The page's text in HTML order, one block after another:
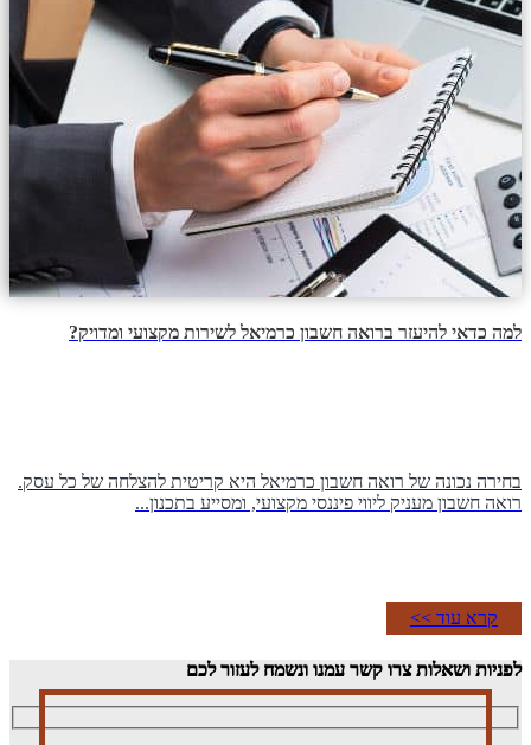
למה כדאי להיעזר ברואה חשבון כרמיאל לשירות מקצועי ומדויק?
בחירה נכונה של רואה חשבון כרמיאל היא קריטית להצלחה של כל עסק.
רואה חשבון מעניק ליווי פיננסי מקצועי, ומסייע בתכנון...
קרא עוד >>
לפניות ושאלותצרו קשר עמנו ונשמח לעזור לכם